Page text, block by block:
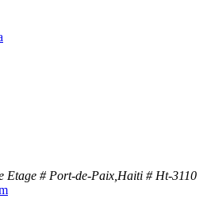
Etage # Port-de-Paix,Haiti # Ht-3110